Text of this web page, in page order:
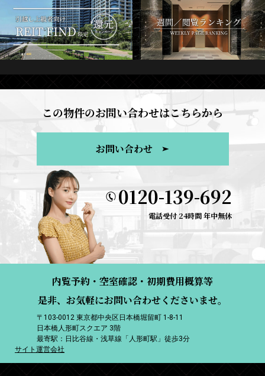
この物件のお問い合わせはこちらから
お問い合わせ
0120-139-692
電話受付 24時間 年中無休
内覧予約・空室確認・初期費用概算等
是非、お気軽にお問い合わせくださいませ。
〒103-0012 東京都中央区日本橋堀留町 1-8-11
日本橋人形町スクエア 3階
最寄駅：日比谷線・浅草線「人形町駅」徒歩3分
サイト運営会社